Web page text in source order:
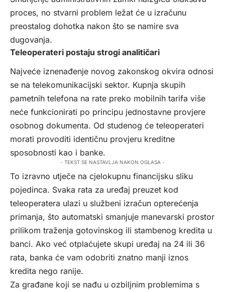
proces, no stvarni problem ležat će u izračunu
preostalog dohotka nakon što se namire sva
dugovanja.
Teleoperateri postaju strogi analitičari
Najveće iznenađenje novog zakonskog okvira odnosi
se na telekomunikacijski sektor. Kupnja skupih
pametnih telefona na rate preko mobilnih tarifa više
neće funkcionirati po principu jednostavne provjere
osobnog dokumenta. Od studenog će teleoperateri
morati provoditi identičnu provjeru kreditne
sposobnosti kao i banke.
- TEKST SE NASTAVLJA NAKON OGLASA -
To izravno utječe na cjelokupnu financijsku sliku
pojedinca. Svaka rata za uređaj preuzet kod
teleoperatera ulazi u službeni izračun opterećenja
primanja, što automatski smanjuje manevarski prostor
prilikom traženja gotovinskog ili stambenog kredita u
banci. Ako već otplaćujete skupi uređaj na 24 ili 36
rata, banka će vam odobriti znatno manji iznos
kredita nego ranije.
Za građane koji se nađu u ozbiljnim problemima s